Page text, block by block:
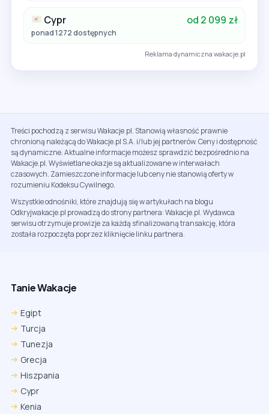
Cypr od 2 099 zł
ponad 1272 dostępnych
Reklama dynamiczna wakacje.pl
Treści pochodzą z serwisu Wakacje.pl. Stanowią własność prawnie
chronioną należącą do Wakacje.pl S.A. i/lub jej partnerów. Ceny i dostępność
są dynamiczne. Aktualne informacje możesz sprawdzić bezpośrednio na
Wakacje.pl. Wyświetlane okazje są aktualizowane w interwałach
czasowych. Zamieszczone informacje lub ceny nie stanowią oferty w
rozumieniu Kodeksu Cywilnego.
Wszystkie odnośniki, które znajdują się w artykułach na blogu
Odkryjwakacje.pl prowadzą do strony partnera: Wakacje.pl. Wydawca
serwisu otrzymuje prowizje za każdą sfinalizowaną transakcję, która
została rozpoczęta poprzez kliknięcie linku partnera.
Tanie Wakacje
Egipt
Turcja
Tunezja
Grecja
Hiszpania
Cypr
Kenia